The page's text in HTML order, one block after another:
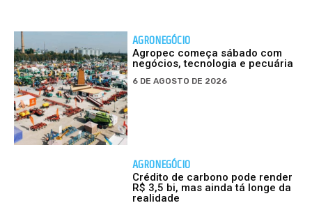
AGRONEGÓCIO
Agropec começa sábado com
negócios, tecnologia e pecuária
6 DE AGOSTO DE 2026
AGRONEGÓCIO
Crédito de carbono pode render
R$ 3,5 bi, mas ainda tá longe da
realidade